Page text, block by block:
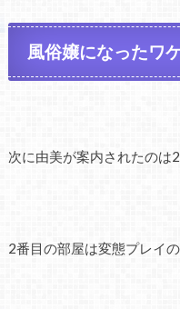
風俗嬢になったワ
次に由美が案内されたのは
2番目の部屋は変態プレイの